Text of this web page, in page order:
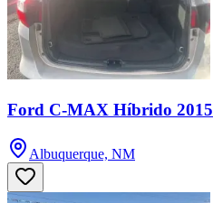
Ford C-MAX Híbrido 2015
Albuquerque, NM